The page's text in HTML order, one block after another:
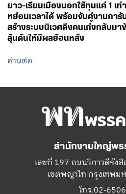
ยาว-เรียนเมืองนอกใช้ทุนแค่ 1 เ
หย่อนเวลาได้ พร้อมจับคู่งานการั
สร้างระบบนิเวศดึงคนเก่งกลับมา
ลุ้นดันให้มีผลย้อนหลัง
อ่านต่อ
สำนักงานใหญ่พร
เลขที่ 197 ถนนวิภาวดีรัง
เขตพญาไท กรุงเทพม
โทร.02-